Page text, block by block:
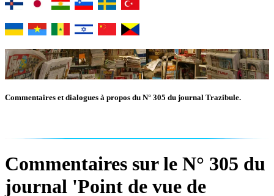
Commentaires et dialogues à propos du N° 305 du journal Trazibule.
Commentaires sur le N° 305 du
journal 'Point de vue de